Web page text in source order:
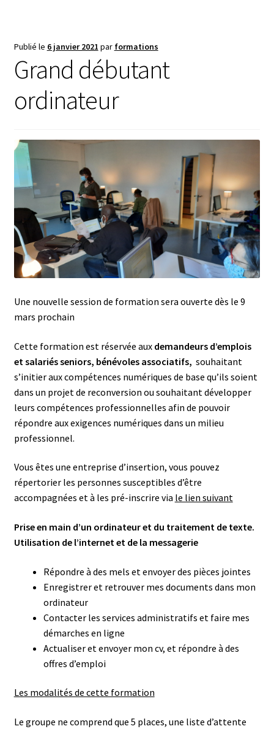
Publié le 6 janvier 2021 par formations
Grand débutant
ordinateur
Une nouvelle session de formation sera ouverte dès le 9
mars prochain
Cette formation est réservée aux demandeurs d’emplois
et salariés seniors, bénévoles associatifs, souhaitant
s’initier aux compétences numériques de base qu’ils soient
dans un projet de reconversion ou souhaitant développer
leurs compétences professionnelles afin de pouvoir
répondre aux exigences numériques dans un milieu
professionnel.
Vous êtes une entreprise d’insertion, vous pouvez
répertorier les personnes susceptibles d’être
accompagnées et à les pré-inscrire via le lien suivant
Prise en main d’un ordinateur et du traitement de texte.
Utilisation de l’internet et de la messagerie
Répondre à des mels et envoyer des pièces jointes
Enregistrer et retrouver mes documents dans mon
ordinateur
Contacter les services administratifs et faire mes
démarches en ligne
Actualiser et envoyer mon cv, et répondre à des
offres d’emploi
Les modalités de cette formation
Le groupe ne comprend que 5 places, une liste d’attente